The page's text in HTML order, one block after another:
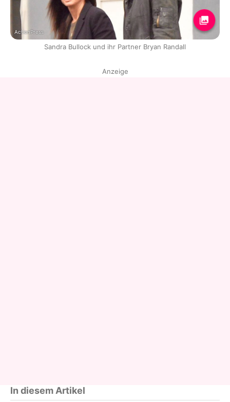
ActionPress
Sandra Bullock und ihr Partner Bryan Randall
Anzeige
In diesem Artikel